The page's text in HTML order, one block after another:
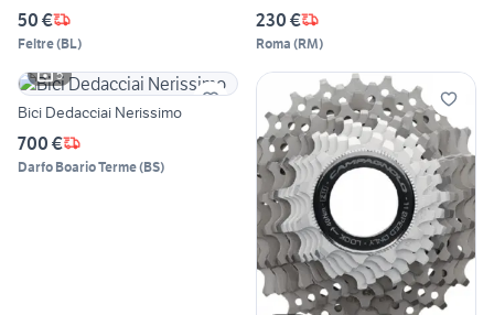
50 €
Feltre(BL)
230 €
Roma (RM)
5
Bici Dedacciai Nerissimo
700 €
Darfo Boario Terme(BS)